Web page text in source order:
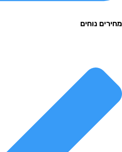
נוחים